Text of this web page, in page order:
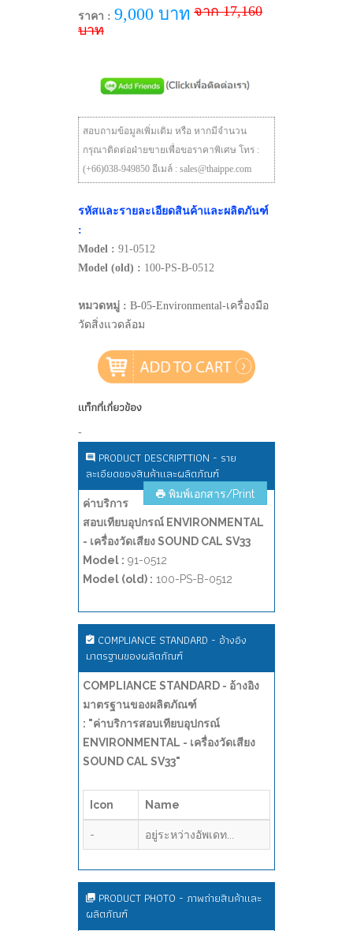
ราคา : 9,000 บาท จาก 17,160
บาท
สอบถามข้อมูลเพิ่มเติม หรือ หากมีจำนวน
กรุณาติดต่อฝ่ายขายเพื่อขอราคาพิเศษ โทร :
(+66)038-949850 อีเมล์ : sales@thaippe.com
รหัสและรายละเอียดสินค้าและผลิตภันฑ์
:
Model : 91-0512
Model (old) : 100-PS-B-0512
หมวดหมู่ : B-05-Environmental-เครื่องมือ
วัดสิ่งแวดล้อม
แท็กที่เกี่ยวข้อง
-
PRODUCT DESCRIPTTION - ราย
ละเอียดของสินค้าและผลิตภัณฑ์
พิมพ์เอกสาร/Print
ค่าบริการ
สอบเทียบอุปกรณ์ ENVIRONMENTAL
- เครื่องวัดเสียง SOUND CAL SV33
Model : 91-0512
Model (old) : 100-PS-B-0512
COMPLIANCE STANDARD - อ้างอิง
มาตรฐานของผลิตภัณฑ์
COMPLIANCE STANDARD - อ้างอิง
มาตรฐานของผลิตภัณฑ์
: "ค่าบริการสอบเทียบอุปกรณ์
ENVIRONMENTAL - เครื่องวัดเสียง
SOUND CAL SV33"
Icon Name
- อยู่ระหว่างอัพเดท...
PRODUCT PHOTO - ภาพถ่ายสินค้าและ
ผลิตภัณฑ์